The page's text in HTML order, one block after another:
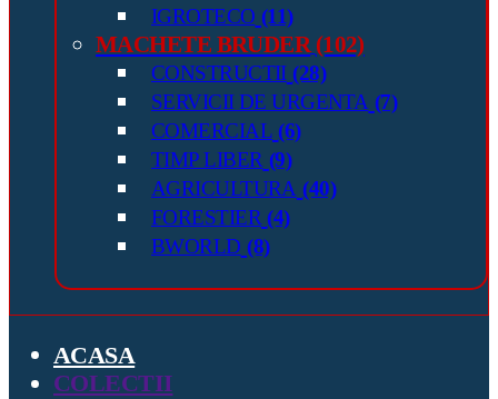
IGROTECO (11)
MACHETE BRUDER (102)
CONSTRUCTII (28)
SERVICII DE URGENTA (7)
COMERCIAL (6)
TIMP LIBER (9)
AGRICULTURA (40)
FORESTIER (4)
BWORLD (8)
ACASA
COLECTII